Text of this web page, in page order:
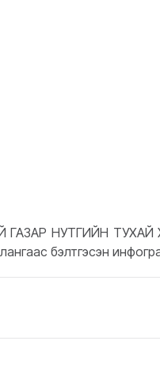
ГАЗАР НУТГИЙН
бэлтгэсэн